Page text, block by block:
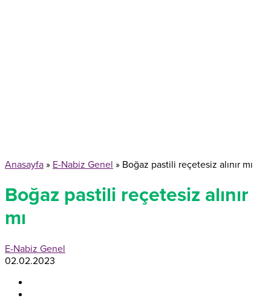
Anasayfa » E-Nabiz Genel » Boğaz pastili reçetesiz alınır mı
Boğaz pastili reçetesiz alınır
mı
E-Nabiz Genel
02.02.2023